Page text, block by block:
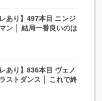
あり】497本目 ニンジ
ン │ 結局一番良いのは
あり】836本目 ヴェノ
ストダンス │ これで終